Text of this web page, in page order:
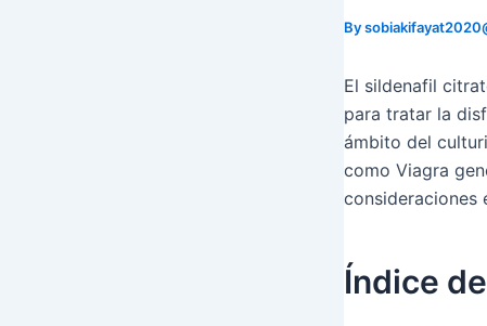
By
El sildenafil
para tratar la
ámbito del
como Viagra
consideraciones
Índice